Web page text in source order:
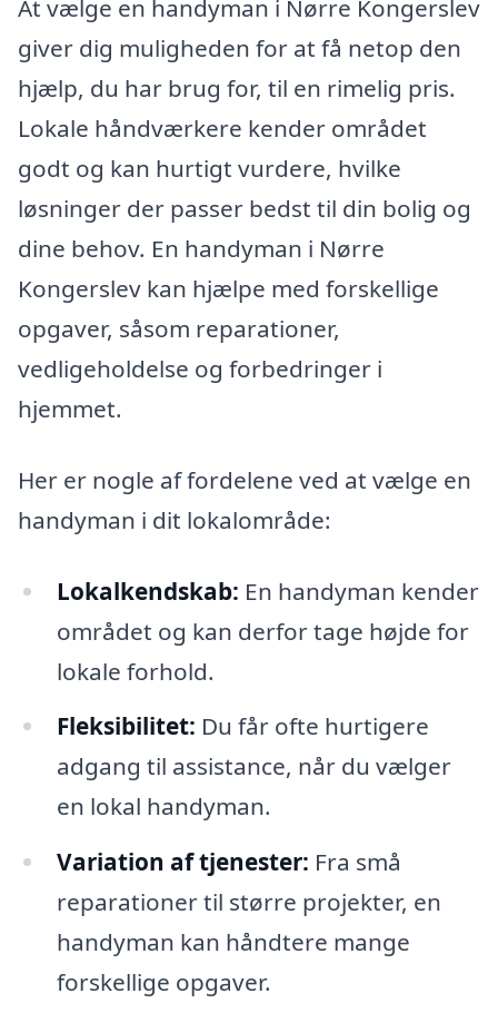
At vælge en handyman i Nørre Kongerslev
giver dig muligheden for at få netop den
hjælp, du har brug for, til en rimelig pris.
Lokale håndværkere kender området
godt og kan hurtigt vurdere, hvilke
løsninger der passer bedst til din bolig og
dine behov. En handyman i Nørre
Kongerslev kan hjælpe med forskellige
opgaver, såsom reparationer,
vedligeholdelse og forbedringer i
hjemmet.
Her er nogle af fordelene ved at vælge en
handyman i dit lokalområde:
Lokalkendskab: En handyman kender
området og kan derfor tage højde for
lokale forhold.
Fleksibilitet: Du får ofte hurtigere
adgang til assistance, når du vælger
en lokal handyman.
Variation af tjenester: Fra små
reparationer til større projekter, en
handyman kan håndtere mange
forskellige opgaver.